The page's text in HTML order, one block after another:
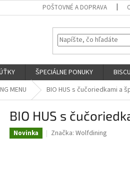
POŠTOVNÉ A DOPRAVA
ŠPECIÁLNE PONUKY
MENU BIO HUS s čučoriedkami a
BIO HUS s
Novinka Značka: Wolfdining